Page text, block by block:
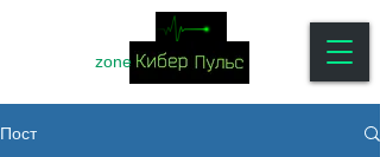
zone
Пост